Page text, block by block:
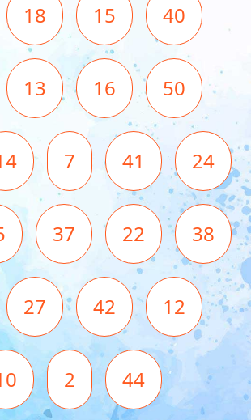
18 15 40
13 16 50
7 41 24
37 22 38
27 42 12
2 44